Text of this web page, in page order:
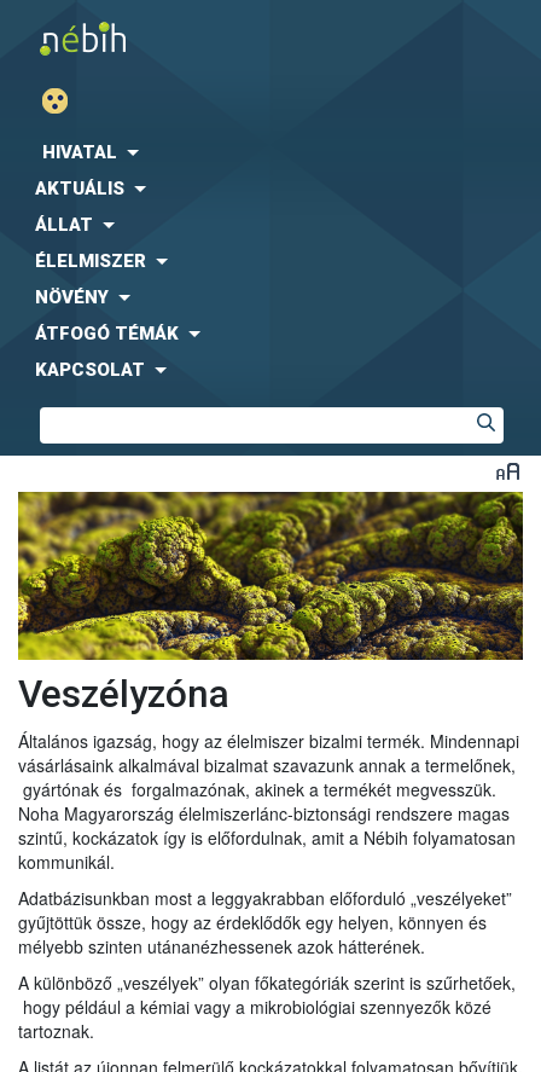
HIVATAL
AKTUÁLIS
ÁLLAT
ÉLELMISZER
NÖVÉNY
ÁTFOGÓ TÉMÁK
KAPCSOLAT
Veszélyzóna
Általános igazság, hogy az élelmiszer bizalmi termék. Mindennapi
vásárlásaink alkalmával bizalmat szavazunk annak a termelőnek,
gyártónak és forgalmazónak, akinek a termékét megvesszük.
Noha Magyarország élelmiszerlánc-biztonsági rendszere magas
szintű, kockázatok így is előfordulnak, amit a Nébih folyamatosan
kommunikál.
Adatbázisunkban most a leggyakrabban előforduló „veszélyeket”
gyűjtöttük össze, hogy az érdeklődők egy helyen, könnyen és
mélyebb szinten utánanézhessenek azok hátterének.
A különböző „veszélyek” olyan főkategóriák szerint is szűrhetőek,
hogy például a kémiai vagy a mikrobiológiai szennyezők közé
tartoznak.